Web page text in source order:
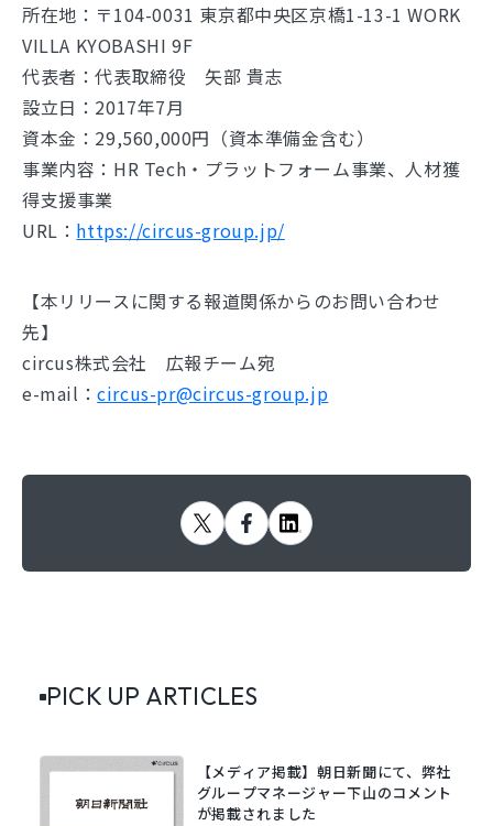
所在地：〒104-0031 東京都中央区京橋1-13-1 WORK
VILLA KYOBASHI 9F
代表者：代表取締役 矢部 貴志
設立日：2017年7月
資本金：29,560,000円（資本準備金含む）
事業内容：HR Tech・プラットフォーム事業、人材獲
得支援事業
URL： https://circus-group.jp/
【本リリースに関する報道関係からのお問い合わせ
先】
circus株式会社 広報チーム宛
e-mail：circus-pr@circus-group.jp
PICK UP ARTICLES
【メディア掲載】朝日新聞にて、弊社
グループマネージャー下山のコメント
が掲載されました